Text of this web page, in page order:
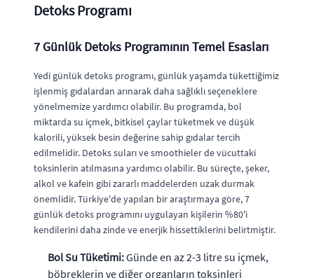
Detoks Programı
7 Günlük Detoks Programının Temel Esasları
Yedi günlük detoks programı, günlük yaşamda tükettiğimiz
işlenmiş gıdalardan arınarak daha sağlıklı seçeneklere
yönelmemize yardımcı olabilir. Bu programda, bol
miktarda su içmek, bitkisel çaylar tüketmek ve düşük
kalorili, yüksek besin değerine sahip gıdalar tercih
edilmelidir. Detoks suları ve smoothieler de vücuttaki
toksinlerin atılmasına yardımcı olabilir. Bu süreçte, şeker,
alkol ve kafein gibi zararlı maddelerden uzak durmak
önemlidir. Türkiye'de yapılan bir araştırmaya göre, 7
günlük detoks programını uygulayan kişilerin %80'i
kendilerini daha zinde ve enerjik hissettiklerini belirtmiştir.
Bol Su Tüketimi:Günde en az 2-3 litre su içmek,
böbreklerin ve diğer organların toksinleri